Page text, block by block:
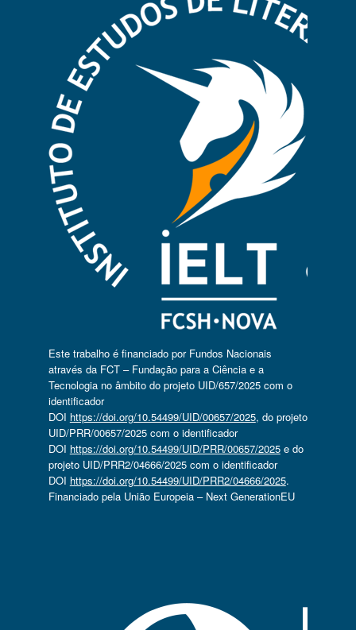
Este trabalho é financiado por Fundos Nacionais
através da FCT – Fundação para a Ciência e a
Tecnologia no âmbito do projeto UID/657/2025 com o
identificador
DOI https://doi.org/10.54499/UID/00657/2025, do projeto
UID/PRR/00657/2025 com o identificador
DOI https://doi.org/10.54499/UID/PRR/00657/2025e do
projeto UID/PRR2/04666/2025 com o identificador
DOI https://doi.org/10.54499/UID/PRR2/04666/2025.
Financiado pela União Europeia – Next GenerationEU